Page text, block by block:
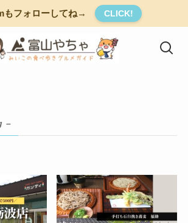
もフォローしてね→ CLICK!
–